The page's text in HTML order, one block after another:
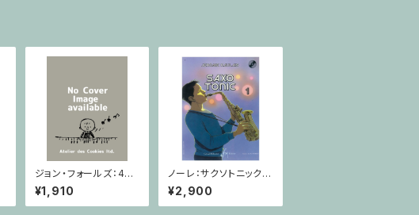
ジョン・フォールズ：4月
- イングランド / ピアノ
ソロ
¥1,910
ノーレ：サクソトニック/
サクソフォーン・CD
¥2,900